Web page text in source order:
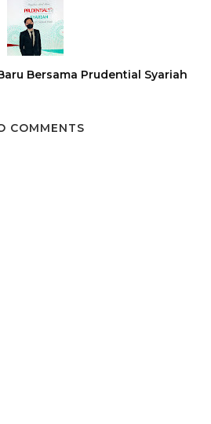
Bersama Prudential Syariah
COMMENTS